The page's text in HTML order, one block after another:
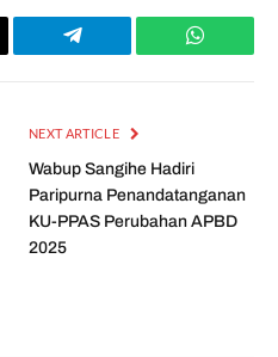
Telegram
NEXT ARTICLE
Wabup Sangihe Hadiri
Paripurna Penandatanganan
KU-PPAS Perubahan APBD
2025